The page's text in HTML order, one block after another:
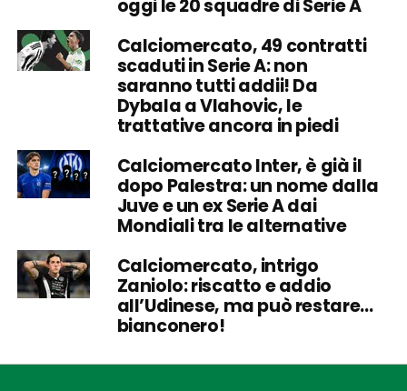
oggi le 20 squadre di Serie A
Calciomercato, 49 contratti
scaduti in Serie A: non
saranno tutti addii! Da
Dybala a Vlahovic, le
trattative ancora in piedi
Calciomercato Inter, è già il
dopo Palestra: un nome dalla
Juve e un ex Serie A dai
Mondiali tra le alternative
Calciomercato, intrigo
Zaniolo: riscatto e addio
all’Udinese, ma può restare…
bianconero!